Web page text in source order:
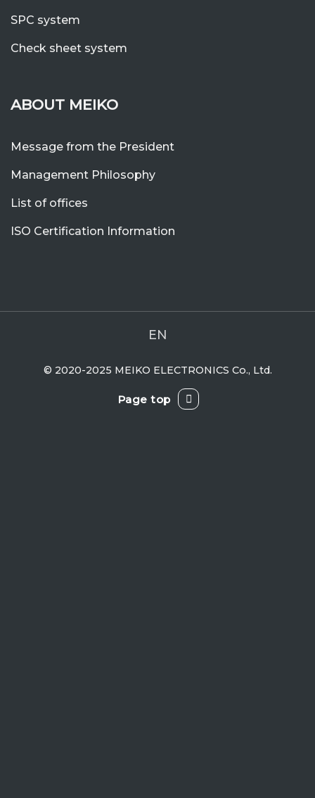
SPC system
Check sheet system
ABOUT MEIKO
Message from the President
Management Philosophy
List of offices
ISO Certification Information
EN
© 2020-2025 MEIKO ELECTRONICS Co., Ltd.
Page top